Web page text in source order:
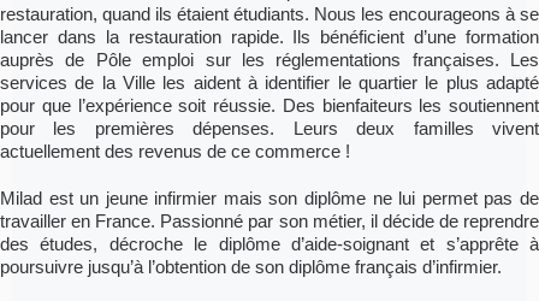
restauration, quand ils étaient étudiants. Nous les encourageons à se
lancer dans la restauration rapide. Ils bénéficient d’une formation
auprès de Pôle emploi sur les réglementations françaises. Les
services de la Ville les aident à identifier le quartier le plus adapté
pour que l’expérience soit réussie. Des bienfaiteurs les soutiennent
pour les premières dépenses. Leurs deux familles vivent
actuellement des revenus de ce commerce !
Milad est un jeune infirmier mais son diplôme ne lui permet pas de
travailler en France. Passionné par son métier, il décide de reprendre
des études, décroche le diplôme d’aide-soignant et s’apprête à
poursuivre jusqu’à l’obtention de son diplôme français d’infirmier.